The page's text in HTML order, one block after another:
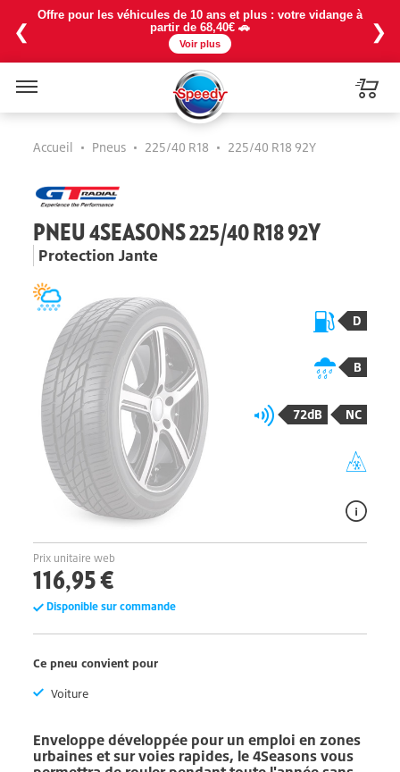
❮
Offre pour les véhicules de 10 ans et plus : votre vidange à
partir de 68,40€ 🚗
Voir plus
❯
Accueil • Pneus • 225/40 R18 • 225/40 R18 92Y
PNEU 4SEASONS 225/40 R18 92Y
Protection Jante
D
B
72dB NC
Prix unitaire web
116,95 €
Disponible sur commande
Ce pneu convient pour
Voiture
Enveloppe développée pour un emploi en zones
urbaines et sur voies rapides, le4Seasons vous